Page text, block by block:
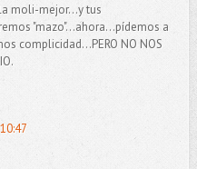
la moli-mejor...y tus
"mazo"...ahora...pídemos a
complicidad...PERO NO NOS